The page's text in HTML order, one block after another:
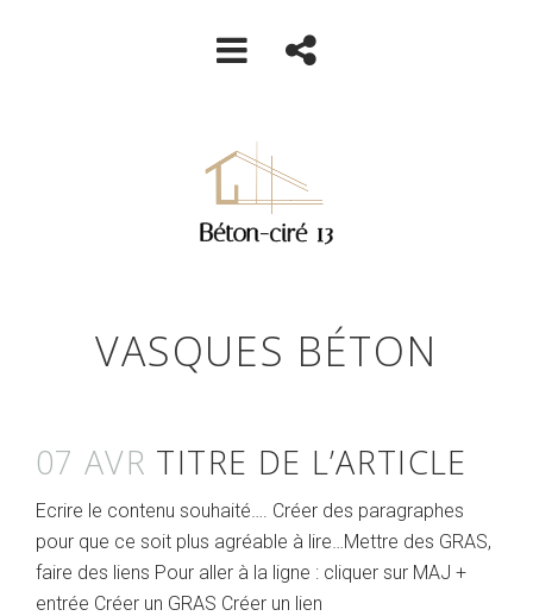
VASQUES BÉTON
07 AVR TITRE DE L’ARTICLE
Ecrire le contenu souhaité…. Créer des paragraphes
pour que ce soit plus agréable à lire…Mettre des GRAS,
faire des liens Pour aller à la ligne : cliquer sur MAJ +
entrée Créer un GRAS Créer un lien